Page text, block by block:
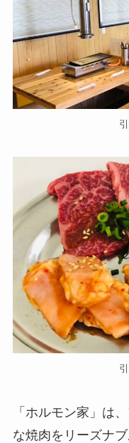
「ホルモン家」は
な焼肉をリーズナ